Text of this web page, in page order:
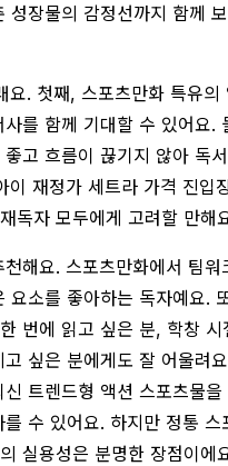
성장물의 감정선까지 함께
요. 첫째, 스포츠만화 특유의
를 함께 기대할 수 있어요.
고 흐름이 끊기지 않아 독
이 재정가 세트라 가격 진입
독자 모두에게 고려할 만해
해요. 스포츠만화에서 팀워
요소를 좋아하는 독자예요.
번에 읽고 싶은 분, 학창 시
싶은 분에게도 잘 어울려
트렌드형 액션 스포츠물
수 있어요. 하지만 정통 스
실용성은 분명한 장점이에